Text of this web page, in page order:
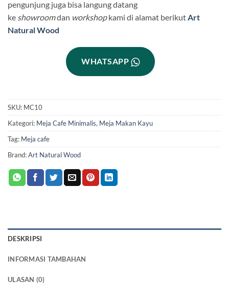
pengunjung juga bisa langung datang
ke showroomdan workshopkami di alamat berikutArt
Natural Wood
WHATSAPP
SKU: MC10
Kategori: Meja Cafe Minimalis, Meja Makan Kayu
Tag: Meja cafe
Brand:Art Natural Wood
DESKRIPSI
INFORMASI TAMBAHAN
ULASAN (0)